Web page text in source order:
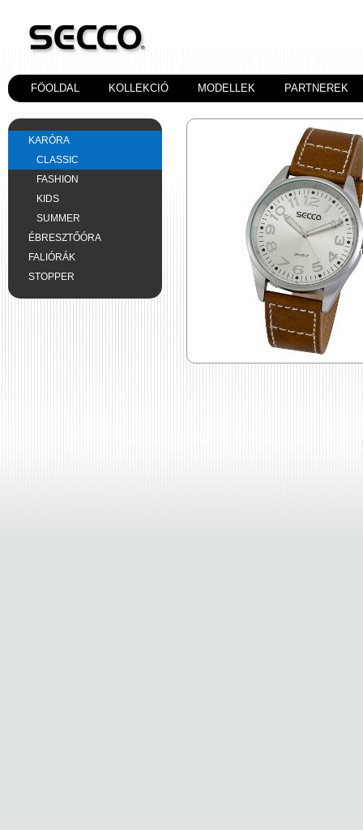
FÖOLDAL KOLLEKCIÓ MODELLEK PARTNEREK
KARÓRA
CLASSIC
FASHION
KIDS
SUMMER
ÉBRESZTŐÓRA
FALIÓRÁK
STOPPER